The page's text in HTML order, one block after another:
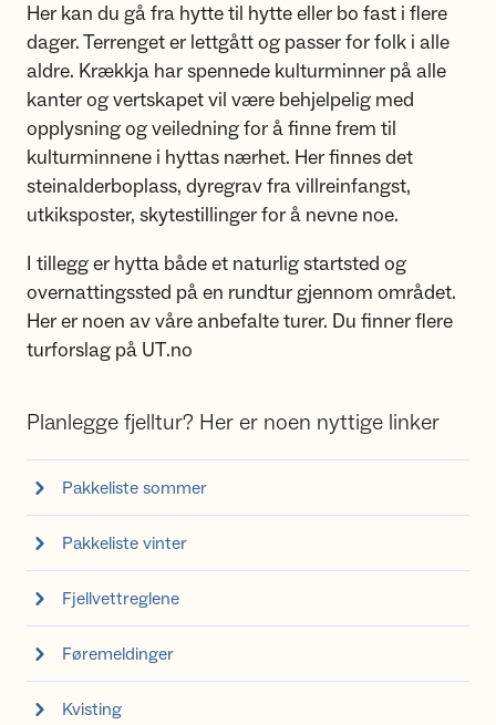
Her kan du gå fra hytte til hytte eller bo fast i flere
dager. Terrenget er lettgått og passer for folk i alle
aldre. Krækkja har spennede kulturminner på alle
kanter og vertskapet vil være behjelpelig med
opplysning og veiledning for å finne frem til
kulturminnene i hyttas nærhet. Her finnes det
steinalderboplass, dyregrav fra villreinfangst,
utkiksposter, skytestillinger for å nevne noe.
I tillegg er hytta både et naturlig startsted og
overnattingssted på en rundtur gjennom området.
Her er noen av våre anbefalte turer. Du finner flere
turforslag på UT.no
Planlegge fjelltur? Her er noen nyttige linker
Pakkeliste sommer
Pakkeliste vinter
Fjellvettreglene
Føremeldinger
Kvisting